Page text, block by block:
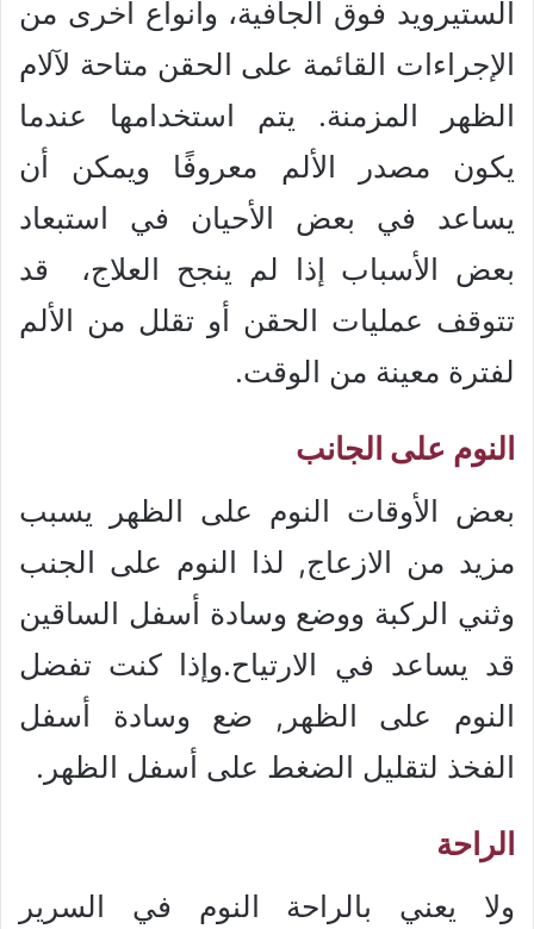
الستيرويد فوق الجافية، وأنواع أخرى من
الإجراءات القائمة على الحقن متاحة لآلام
الظهر المزمنة. يتم استخدامها عندما
يكون مصدر الألم معروفًا ويمكن أن
يساعد في بعض الأحيان في استبعاد
بعض الأسباب إذا لم ينجح العلاج، قد
تتوقف عمليات الحقن أو تقلل من الألم
لفترة معينة من الوقت.
النوم على الجانب
بعض الأوقات النوم على الظهر يسبب
مزيد من الازعاج, لذا النوم على الجنب
وثني الركبة ووضع وسادة أسفل الساقين
قد يساعد في الارتياح.وإذا كنت تفضل
النوم على الظهر, ضع وسادة أسفل
الفخذ لتقليل الضغط على أسفل الظهر.
الراحة
ولا يعني بالراحة النوم في السرير